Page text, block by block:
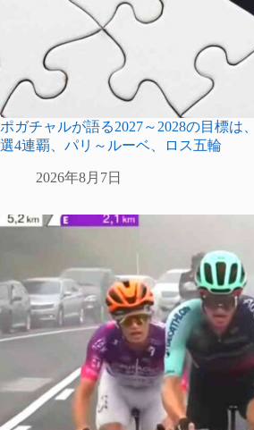
ポガチャルが語る2027～2028の目標は
選4連覇、パリ～ルーベ、ロス五輪
2026年8月7日